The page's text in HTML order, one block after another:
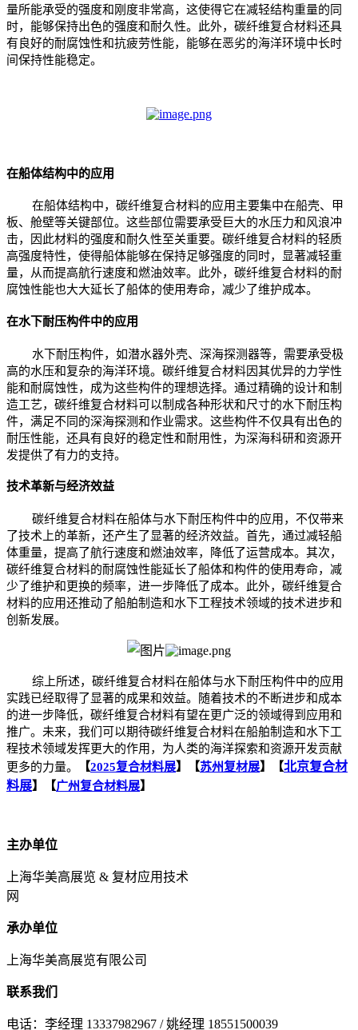
量所能承受的强度和刚度非常高，这使得它在减轻结构重量的同
时，能够保持出色的强度和耐久性。此外，碳纤维复合材料还具
有良好的耐腐蚀性和抗疲劳性能，能够在恶劣的海洋环境中长时
间保持性能稳定。
在船体结构中的应用
在船体结构中，碳纤维复合材料的应用主要集中在船壳、甲
板、舱壁等关键部位。这些部位需要承受巨大的水压力和风浪冲
击，因此材料的强度和耐久性至关重要。碳纤维复合材料的轻质
高强度特性，使得船体能够在保持足够强度的同时，显著减轻重
量，从而提高航行速度和燃油效率。此外，碳纤维复合材料的耐
腐蚀性能也大大延长了船体的使用寿命，减少了维护成本。
在水下耐压构件中的应用
水下耐压构件，如潜水器外壳、深海探测器等，需要承受极
高的水压和复杂的海洋环境。碳纤维复合材料因其优异的力学性
能和耐腐蚀性，成为这些构件的理想选择。通过精确的设计和制
造工艺，碳纤维复合材料可以制成各种形状和尺寸的水下耐压构
件，满足不同的深海探测和作业需求。这些构件不仅具有出色的
耐压性能，还具有良好的稳定性和耐用性，为深海科研和资源开
发提供了有力的支持。
技术革新与经济效益
碳纤维复合材料在船体与水下耐压构件中的应用，不仅带来
了技术上的革新，还产生了显著的经济效益。首先，通过减轻船
体重量，提高了航行速度和燃油效率，降低了运营成本。其次，
碳纤维复合材料的耐腐蚀性能延长了船体和构件的使用寿命，减
少了维护和更换的频率，进一步降低了成本。此外，碳纤维复合
材料的应用还推动了船舶制造和水下工程技术领域的技术进步和
创新发展。
综上所述，碳纤维复合材料在船体与水下耐压构件中的应用
实践已经取得了显著的成果和效益。随着技术的不断进步和成本
的进一步降低，碳纤维复合材料有望在更广泛的领域得到应用和
推广。未来，我们可以期待碳纤维复合材料在船舶制造和水下工
程技术领域发挥更大的作用，为人类的海洋探索和资源开发贡献
更多的力量。
【2025复合材料展】【苏州复材展】【北京复合材
料展】【广州复合材料展】
主办单位
上海华美高展览 & 复材应用技术
网
承办单位
上海华美高展览有限公司
联系我们
电话：李经理 13337982967 / 姚经理 18551500039